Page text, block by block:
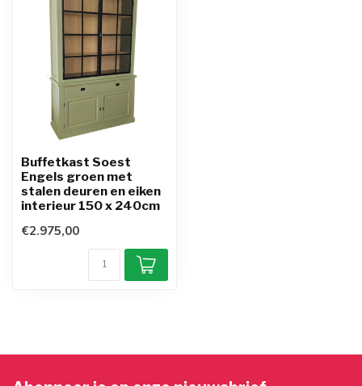
Buffetkast Soest
Engels groen met
stalen deuren en eiken
interieur 150 x 240cm
€2.975,00